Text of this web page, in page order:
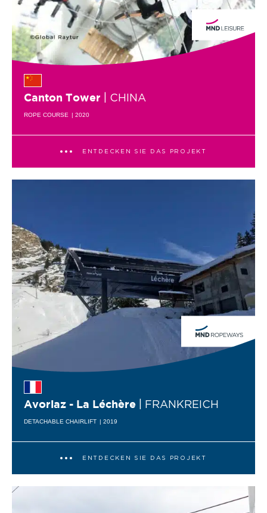
Canton Tower | CHINA
ROPE COURSE | 2020
ENTDECKEN SIE DAS PROJEKT
Avoriaz - La Léchère | FRANKREICH
DETACHABLE CHAIRLIFT | 2019
ENTDECKEN SIE DAS PROJEKT